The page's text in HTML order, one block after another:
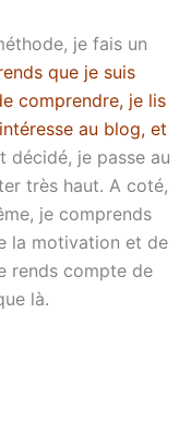
je fais un
que je suis
comprendre, je lis
au blog, et
décidé, je passe au
très haut. A coté,
je comprends
la motivation et de
rends compte de
là.